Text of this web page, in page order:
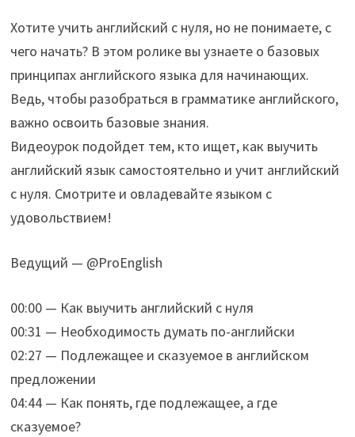
Хотите учить английский с нуля, но не понимаете, с
чего начать? В этом ролике вы узнаете о базовых
принципах английского языка для начинающих.
Ведь, чтобы разобраться в грамматике английского,
важно освоить базовые знания.
Видеоурок подойдет тем, кто ищет, как выучить
английский язык самостоятельно и учит английский
с нуля. Смотрите и овладевайте языком с
удовольствием!
Ведущий — @ProEnglish
00:00 — Как выучить английский с нуля
00:31 — Необходимость думать по-английски
02:27 — Подлежащее и сказуемое в английском
предложении
04:44 — Как понять, где подлежащее, а где
сказуемое?